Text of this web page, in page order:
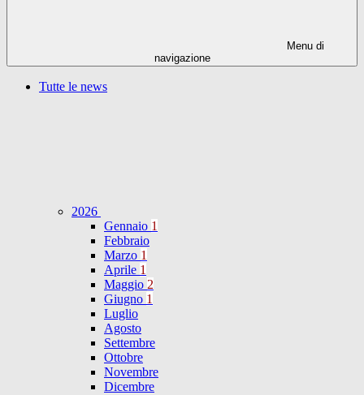
Menu di
navigazione
Tutte le news
2026
Gennaio 1
Febbraio
Marzo 1
Aprile 1
Maggio 2
Giugno 1
Luglio
Agosto
Settembre
Ottobre
Novembre
Dicembre